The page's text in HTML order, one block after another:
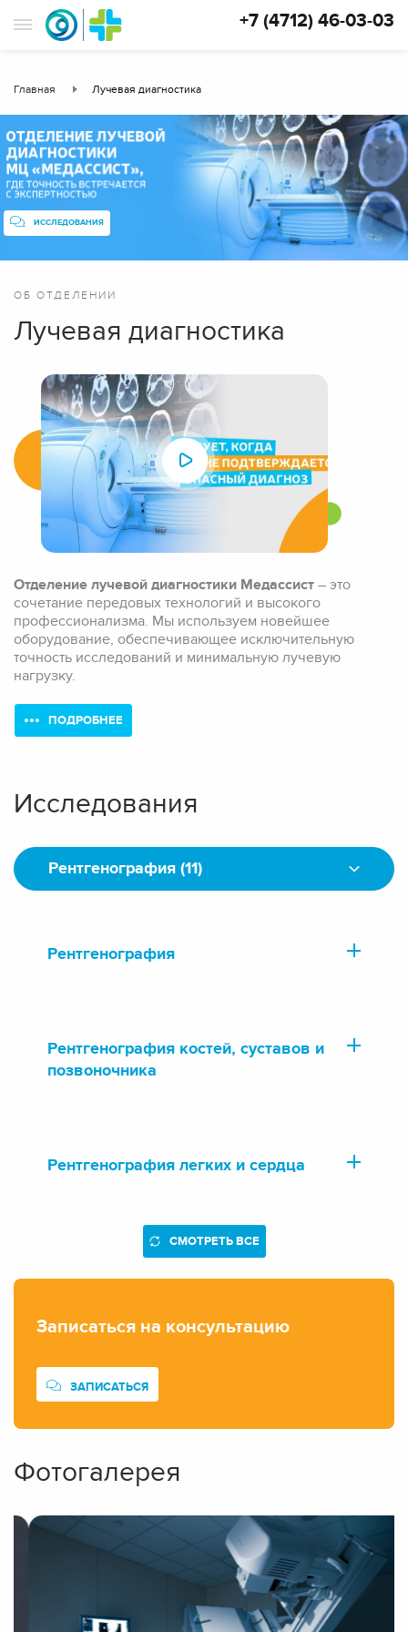
+7 (4712) 46-03-03
Главная Лучевая диагностика
ИССЛЕДОВАНИЯ
ОБ ОТДЕЛЕНИИ
Лучевая диагностика
Отделение лучевой диагностики Медассист – это
сочетание передовых технологий и высокого
профессионализма. Мы используем новейшее
оборудование, обеспечивающее исключительную
точность исследований и минимальную лучевую
нагрузку.
ПОДРОБНЕЕ
Исследования
Рентгенография (11)
Рентгенография
Рентгенография костей, суставов и
позвоночника
Рентгенография легких и сердца
СМОТРЕТЬ ВСЕ
Записаться на консультацию
ЗАПИСАТЬСЯ
Фотогалерея